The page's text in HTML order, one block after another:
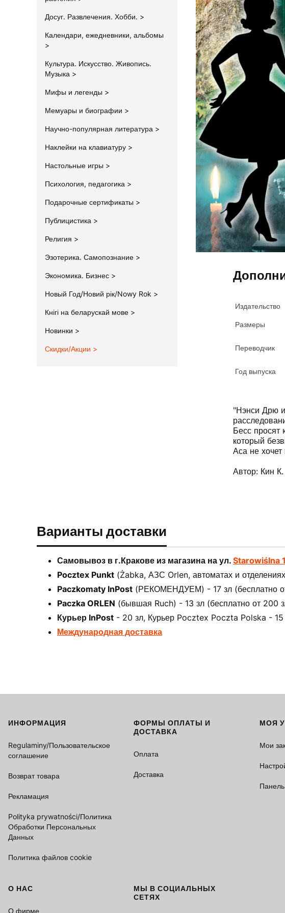
Досуг. Развлечения. Хобби.
Календари, ежедневники, альбомы
Культура. Искусство. Живопись.
Музыка
Мифы и легенды
Мемуары и биографии
Научно-популярная литература
Наклейки на клавиатуру
Настольные игры
Психология, педагогика
Подарочные сертификаты
Публицистика
Религия
Эзотерика. Самопознание
Экономика. Бизнес
Новый Год/Новий рік/Nowy Rok
Кнігі на беларускай мове
Новинки
Скидки/Акции
Издательство
Размеры
Переводчик
Год выпуска
"Нэнси Дрю и
Бесс просят
который
Аса не хочет
Автор: Кин К.
Варианты доставки
Самовывоз в г.Кракове из магазина на ул. Starowiślna
Pocztex Punkt (Żabka, АЗС Orlen, автоматах и
Paczkomaty InPost (РЕКОМЕНДУЕМ) - 17 зл (бесплатно
Paczka ORLEN (бывшая Ruch) - 13 зл (бесплатно от 200
Курьер InPost - 20 зл, Курьер Pocztex Poczta Polska - 15
Международная доставка
Footer menu
ИНФОРМАЦИЯ
Regulaminy/Пользовательское
соглашение
Возврат товара
Рекламация
Polityka prywatności/Политика
Обработки Персональных
Данных
Политика файлов cookie
ФОРМЫ ОПЛАТЫ И
ДОСТАВКА
Оплата
Доставка
МОЯ
Мои
О НАС
О фирме
МЫ В СОЦИАЛЬНЫХ
СЕТЯХ